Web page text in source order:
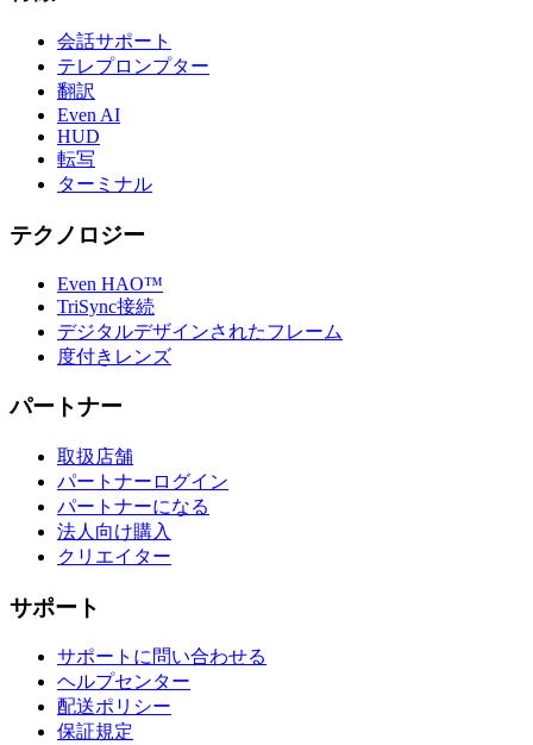
会話サポート
テレプロンプター
翻訳
Even AI
HUD
転写
ターミナル
テクノロジー
Even HAO™
TriSync接続
デジタルデザインされたフレーム
度付きレンズ
パートナー
取扱店舗
パートナーログイン
パートナーになる
法人向け購入
クリエイター
サポート
サポートに問い合わせる
ヘルプセンター
配送ポリシー
保証規定